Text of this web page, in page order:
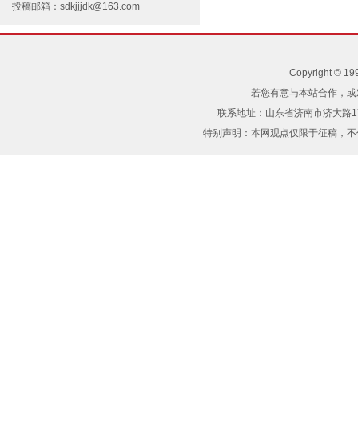
投稿邮箱：sdkjjjdk@163.com
Copyright ©
若您有意与本站合作，
联系地址：山东省济南市济大路
特别声明：本网观点仅限于征稿，